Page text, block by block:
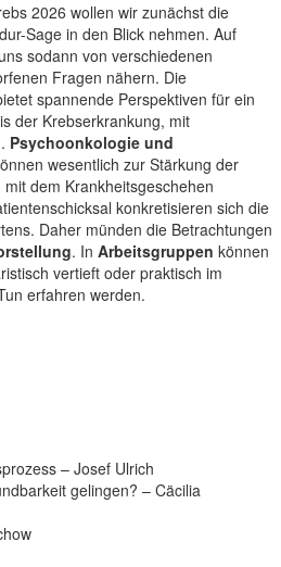
2026 wollen wir zunächst die
Sage in den Blick nehmen. Auf
sodann von verschiedenen
Fragen nähern. Die
spannende Perspektiven für ein
der Krebserkrankung, mit
Psychoonkologie und
wesentlich zur Stärkung der
dem Krankheitsgeschehen
konkretisieren sich die
Daher münden die Betrachtungen
. In Arbeitsgruppen können
vertieft oder praktisch im
erfahren werden.
– Josef Ulrich
gelingen? – Cäcilia